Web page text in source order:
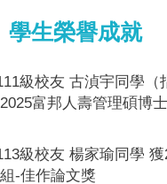
學生榮譽成就
級校友 古湞宇同學（
富邦人壽管理碩博
級校友 楊家瑜同學
-佳作論文獎